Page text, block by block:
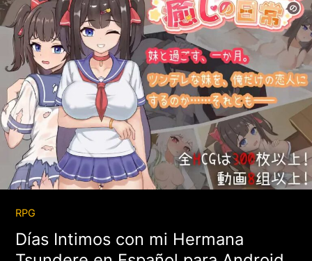
RPG
Días Intimos con mi Hermana